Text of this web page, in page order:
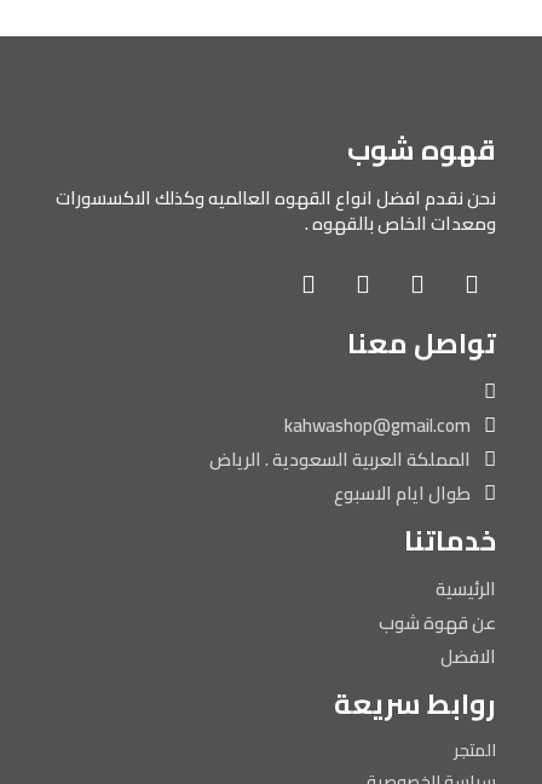
قهوه شوب
نحن نقدم افضل انواع القهوه العالميه وكذلك الاكسسورات
ومعدات الخاص بالقهوه .
تواصل معنا
kahwashop@gmail.com
المملكة العربية السعودية . الرياض
طوال ايام الاسبوع
خدماتنا
الرئيسية
عن قهوة شوب
الافضل
روابط سريعة
المتجر